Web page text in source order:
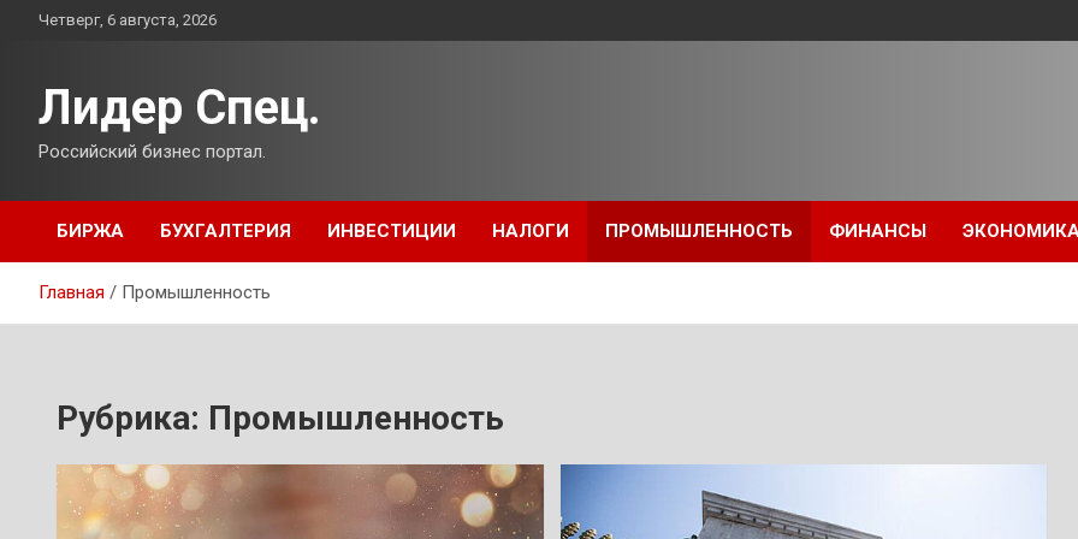
ПерейтиЧетверг, 6 августа, 2026
Лидер Спец.
Российский бизнес портал.
БИРЖА БУХГАЛТЕРИЯ ИНВЕСТИЦИИ НАЛОГИ ПРОМЫШЛЕННОСТЬ ФИНАНСЫ
Главная Промышленность
Рубрика: Промышленность